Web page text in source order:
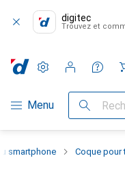
digitec
Trouvez et
Navigation par catégorie
Menu Recherche
Paramètres
Compte client
Listes de
Listes d'envies
Panier
smartphone Coque pour